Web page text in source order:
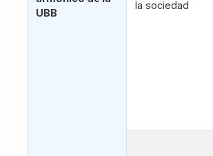
UBB
la sociedad